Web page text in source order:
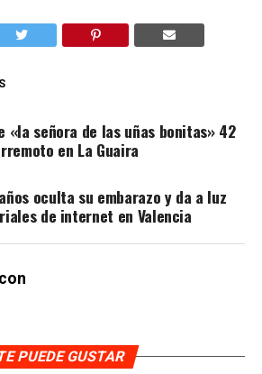
«la señora de las uñas bonitas» 42
en La Guaira
oculta su embarazo y da a luz
de internet en Valencia
PUEDE GUSTAR